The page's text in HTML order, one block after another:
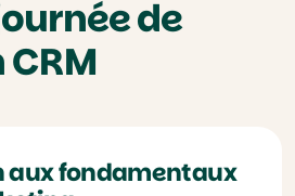
de
fondamentaux